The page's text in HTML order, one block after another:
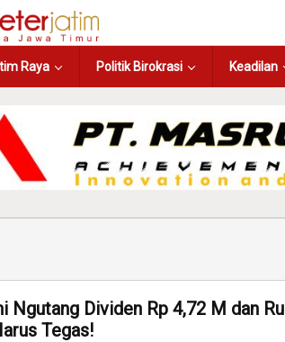
Raya Politik Birokrasi Keadilan
Ngutang Dividen Rp 4,72 M dan
Tegas!